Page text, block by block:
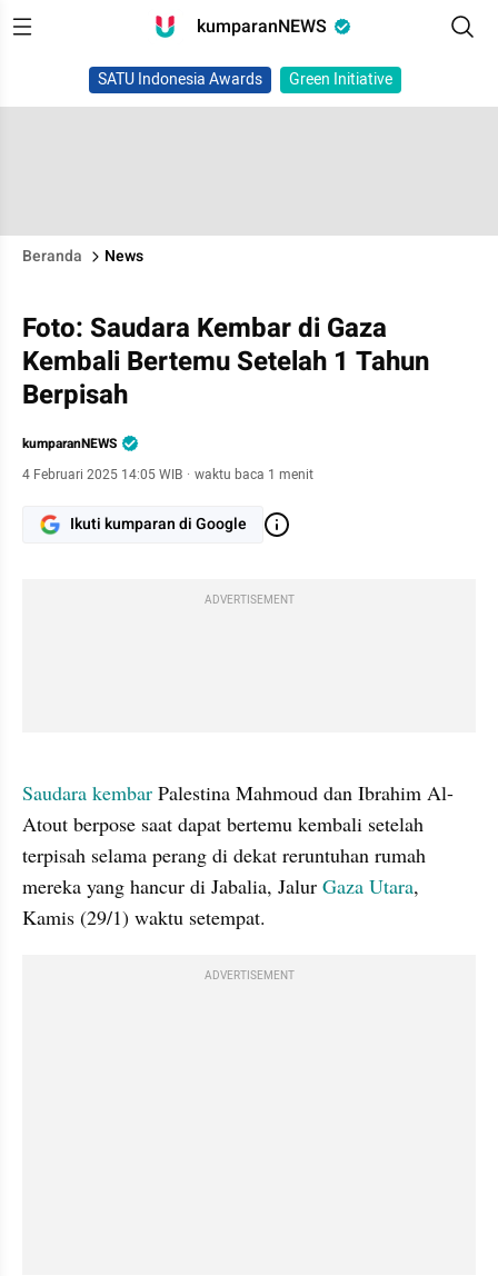
kumparanNEWS
SATU Indonesia Awards Green Initiative
Beranda News
Foto: Saudara Kembar di Gaza
Kembali Bertemu Setelah 1 Tahun
Berpisah
kumparanNEWS
4 Februari 2025 14:05 WIB · waktu baca 1 menit
Ikuti kumparan di Google
ADVERTISEMENT
Saudara kembar Palestina Mahmoud dan Ibrahim Al-
Atout berpose saat dapat bertemu kembali setelah
terpisah selama perang di dekat reruntuhan rumah
mereka yang hancur di Jabalia, Jalur Gaza Utara,
Kamis (29/1) waktu setempat.
ADVERTISEMENT